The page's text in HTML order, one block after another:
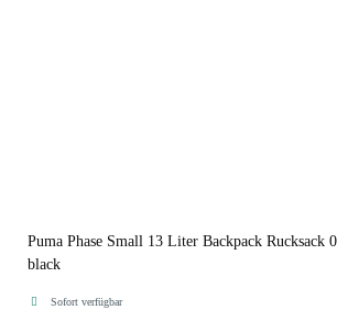
Puma Phase Small 13 Liter Backpack Rucksack
black
Sofort verfügbar